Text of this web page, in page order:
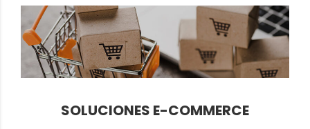
SOLUCIONES E-COMMERCE